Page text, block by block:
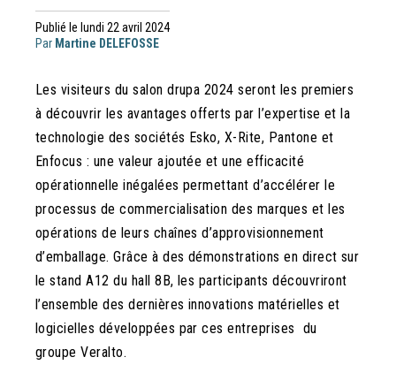
Publié le lundi 22 avril 2024
Par Martine DELEFOSSE
Les visiteurs du salon drupa 2024 seront les premiers
à découvrir les avantages offerts par l’expertise et la
technologie des sociétés Esko, X-Rite, Pantone et
Enfocus : une valeur ajoutée et une efficacité
opérationnelle inégalées permettant d’accélérer le
processus de commercialisation des marques et les
opérations de leurs chaînes d’approvisionnement
d’emballage. Grâce à des démonstrations en direct sur
le stand A12 du hall 8B, les participants découvriront
l’ensemble des dernières innovations matérielles et
logicielles développées par ces entreprises du
groupe Veralto.